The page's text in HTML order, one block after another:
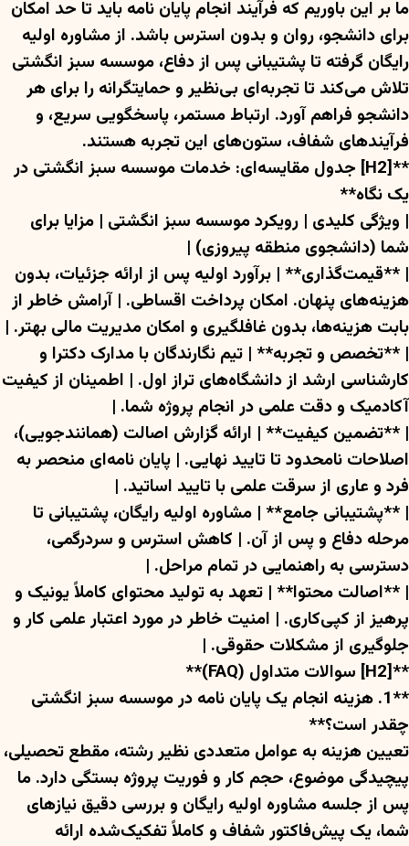
ما بر این باوریم که فرآیند انجام پایان نامه باید تا حد امکان
برای دانشجو، روان و بدون استرس باشد. از مشاوره اولیه
رایگان گرفته تا پشتیبانی پس از دفاع، موسسه سبز انگشتی
تلاش می‌کند تا تجربه‌ای بی‌نظیر و حمایتگرانه را برای هر
دانشجو فراهم آورد. ارتباط مستمر، پاسخگویی سریع، و
فرآیندهای شفاف، ستون‌های این تجربه هستند.
**[H2] جدول مقایسه‌ای: خدمات موسسه سبز انگشتی در
یک نگاه**
| ویژگی کلیدی | رویکرد موسسه سبز انگشتی | مزایا برای شما (دانشجوی منطقه پیروزی)
| **قیمت‌گذاری** | برآورد اولیه پس از ارائه جزئیات، بدون
هزینه‌های پنهان. امکان پرداخت اقساطی. | آرامش خاطر از
بابت هزینه‌ها، بدون غافلگیری و امکان مدیریت مالی بهتر. |
| **تخصص و تجربه** | تیم نگارندگان با مدارک دکترا و
کارشناسی ارشد از دانشگاه‌های تراز اول. | اطمینان از کیفیت
آکادمیک و دقت علمی در انجام پروژه شما. |
| **تضمین کیفیت** | ارائه گزارش اصالت (همانندجویی)،
اصلاحات نامحدود تا تایید نهایی. | پایان نامه‌ای منحصر به
فرد و عاری از سرقت علمی با تایید اساتید. |
| **پشتیبانی جامع** | مشاوره اولیه رایگان، پشتیبانی تا
مرحله دفاع و پس از آن. | کاهش استرس و سردرگمی،
دسترسی به راهنمایی در تمام مراحل. |
| **اصالت محتوا** | تعهد به تولید محتوای کاملاً یونیک و
پرهیز از کپی‌کاری. | امنیت خاطر در مورد اعتبار علمی کار و
جلوگیری از مشکلات حقوقی. |
**[H2] سوالات متداول (FAQ)**
**1. هزینه انجام یک پایان نامه در موسسه سبز انگشتی
چقدر است؟**
تعیین هزینه به عوامل متعددی نظیر رشته، مقطع تحصیلی،
پیچیدگی موضوع، حجم کار و فوریت پروژه بستگی دارد. ما
پس از جلسه مشاوره اولیه رایگان و بررسی دقیق نیازهای
شما، یک پیش‌فاکتور شفاف و کاملاً تفکیک‌شده ارائه